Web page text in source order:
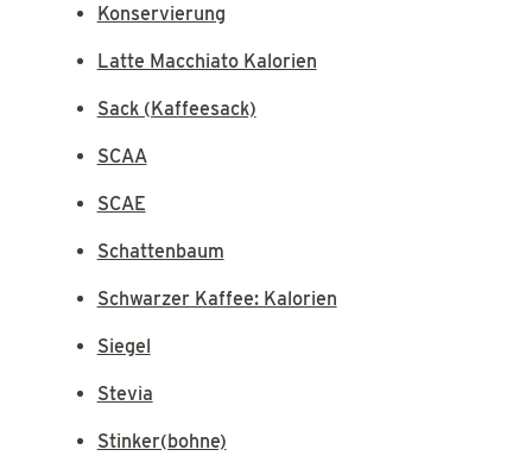
Konservierung
Latte Macchiato Kalorien
Sack (Kaffeesack)
SCAA
SCAE
Schattenbaum
Schwarzer Kaffee: Kalorien
Siegel
Stevia
Stinker(bohne)